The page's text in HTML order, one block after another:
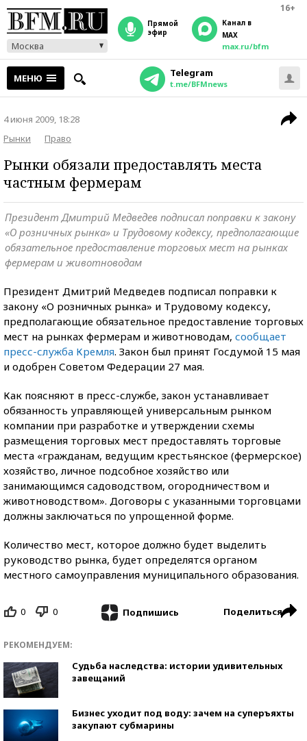
16+
Москва
прямой
эфир
Канал в
MAX
max.ru/bfm
МЕНЮ Telegram
t.me/BFMnews
4 июня 2009, 18:28
Рынки
Право
Рынки обязали предоставлять места
частным фермерам
Президент Дмитрий Медведев подписал поправки к закону
«О розничных рынка» и Трудовому кодексу, предполагающие
обязательное предоставление торговых мест на рынках
фермерам и животноводам
Президент Дмитрий Медведев подписал поправки к
закону «О розничных рынка» и Трудовому кодексу,
предполагающие обязательное предоставление торговых
мест на рынках фермерам и животноводам, сообщает
пресс-служба Кремля. Закон был принят Госдумой 15 мая
и одобрен Советом Федерации 27 мая.
Как поясняют в пресс-службе, закон устанавливает
обязанность управляющей универсальным рынком
компании при разработке и утверждении схемы
размещения торговых мест предоставлять торговые
места «гражданам, ведущим крестьянское (фермерское)
хозяйство, личное подсобное хозяйство или
занимающимся садоводством, огородничеством и
животноводством». Договоры с указанными торговцами
должны заключаться по упрощенной форме.
Количество мест, которое должно будет выделить
руководство рынка, будет определятся органом
местного самоуправления муниципального образования.
0 0 Подпишись Поделиться
РЕКОМЕНДУЕМ:
Судьба наследства: истории удивительных
завещаний
Бизнес уходит под воду: зачем на суперъяхты
закупают субмарины